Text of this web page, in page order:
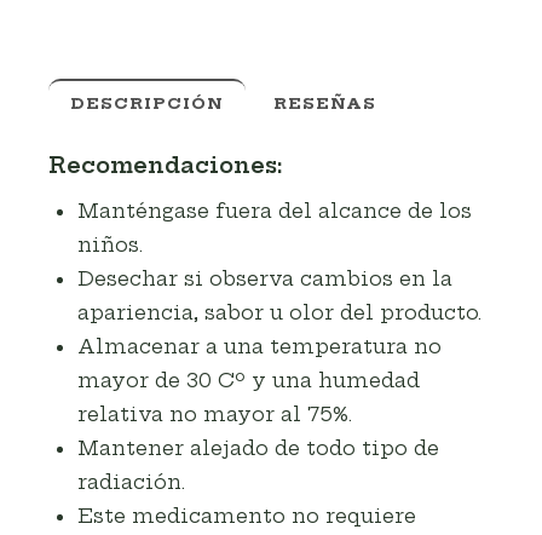
DESCRIPCIÓN RESEÑAS
Recomendaciones:
Manténgase fuera del alcance de los
niños.
Desechar si observa cambios en la
apariencia, sabor u olor del producto.
Almacenar a una temperatura no
mayor de 30 Cº y una humedad
relativa no mayor al 75%.
Mantener alejado de todo tipo de
radiación.
Este medicamento no requiere